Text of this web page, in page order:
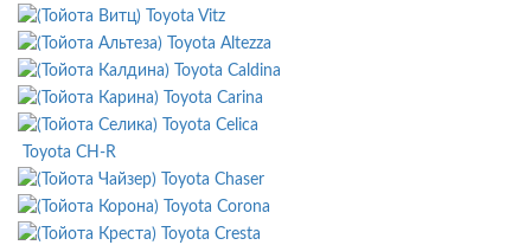
Toyota Vitz
Toyota Altezza
Toyota Caldina
Toyota Carina
Toyota Celica
Toyota CH-R
Toyota Chaser
Toyota Corona
Toyota Cresta